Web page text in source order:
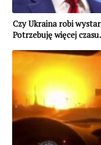
Czy Ukraina robi
Potrzebuję więcej